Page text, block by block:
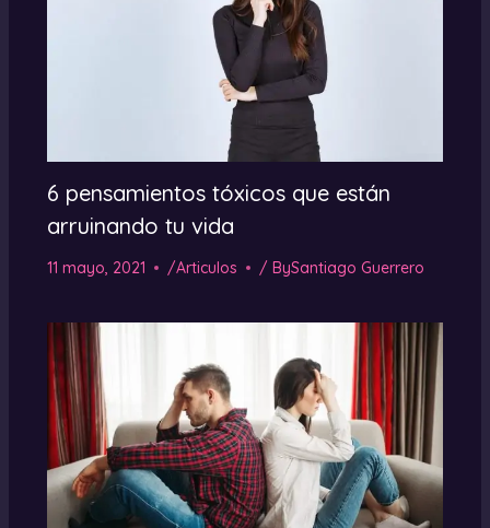
6 pensamientos tóxicos que están
arruinando tu vida
11 mayo, 2021 /Articulos / BySantiago Guerrero